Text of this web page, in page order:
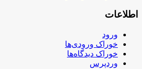
اطلاعات
ورود
خوراک ورودی‌ها
خوراک دیدگاه‌ها
وردپرس